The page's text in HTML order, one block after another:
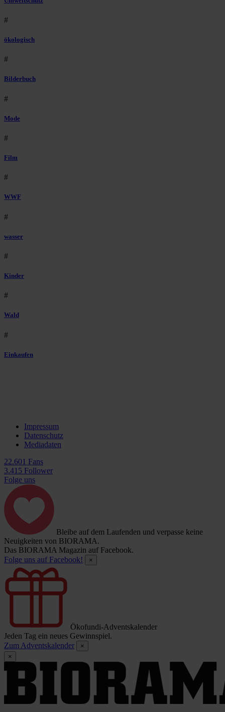
#
ökologisch
#
Bilderbuch
#
Mode
#
Film
#
WWF
#
wasser
#
Kinder
#
Wald
#
Einkaufen
Impressum
Datenschutz
Mediadaten
22.601 Fans
3.415 Follower
Folge uns
Bleibe auf dem Laufenden und verpasse keine
Neuigkeiten von BIORAMA.
Das BIORAMA Magazin auf Facebook.
Folge uns auf Facebook!
×
Ökofundi-Adventskalender
Jeden Tag ein neues Gewinnspiel.
Zum Adventskalender
×
×